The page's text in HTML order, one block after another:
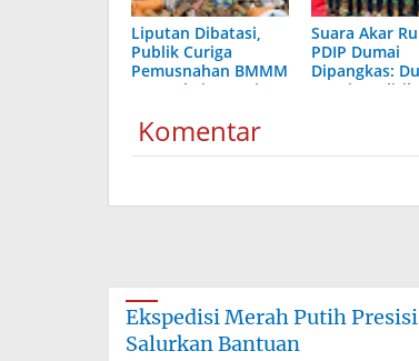
Liputan Dibatasi,
Publik Curiga
Pemusnahan BMMM
Bea Cukai Dumai
Suara Akar
PDIP Dumai
Dipangkas:
Desain Politik
Komentar
Ekspedisi Merah Putih
Salurkan Bantuan